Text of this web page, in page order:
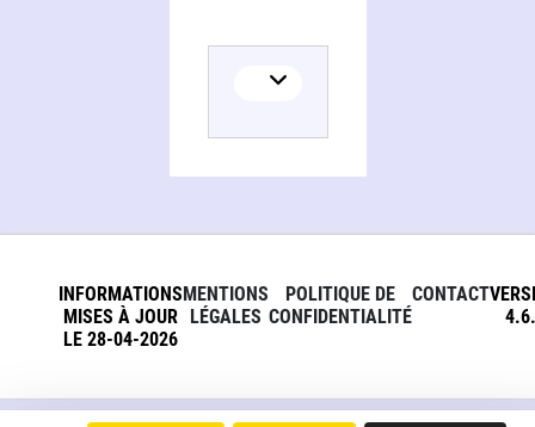
INFORMATIONS
MISES À JOUR
LE 28-04-2026
MENTIONS
LÉGALES
POLITIQUE DE
CONFIDENTIALITÉ
CONTACT